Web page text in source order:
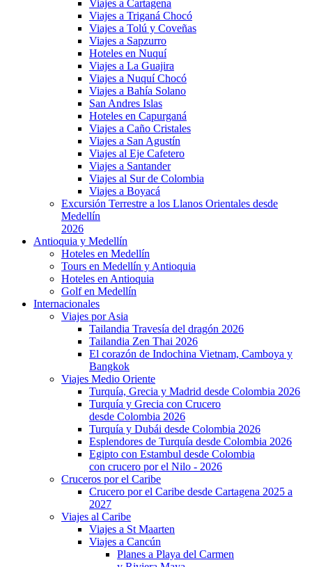
Viajes a Cartagena
Viajes a Triganá Chocó
Viajes a Tolú y Coveñas
Viajes a Sapzurro
Hoteles en Nuquí
Viajes a La Guajira
Viajes a Nuquí Chocó
Viajes a Bahía Solano
San Andres Islas
Hoteles en Capurganá
Viajes a Caño Cristales
Viajes a San Agustín
Viajes al Eje Cafetero
Viajes a Santander
Viajes al Sur de Colombia
Viajes a Boyacá
Excursión Terrestre a los Llanos Orientales desde
Medellín
2026
Antioquia y Medellín
Hoteles en Medellín
Tours en Medellín y Antioquia
Hoteles en Antioquia
Golf en Medellín
Internacionales
Viajes por Asia
Tailandia Travesía del dragón 2026
Tailandia Zen Thai 2026
El corazón de Indochina Vietnam, Camboya y
Bangkok
Viajes Medio Oriente
Turquía, Grecia y Madrid desde Colombia 2026
Turquía y Grecia con Crucero
desde Colombia 2026
Turquía y Dubái desde Colombia 2026
Esplendores de Turquía desde Colombia 2026
Egipto con Estambul desde Colombia
con crucero por el Nilo - 2026
Cruceros por el Caribe
Crucero por el Caribe desde Cartagena 2025 a
2027
Viajes al Caribe
Viajes a St Maarten
Viajes a Cancún
Planes a Playa del Carmen